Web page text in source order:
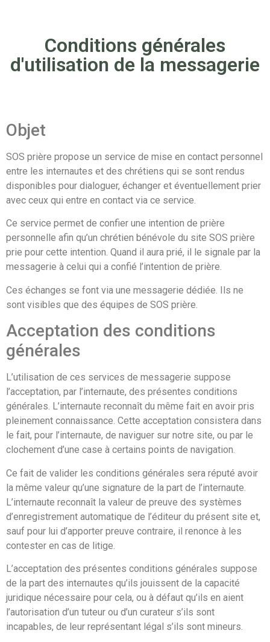
Conditions générales
d'utilisation de la messagerie
Objet
SOS prière propose un service de mise en contact personnel
entre les internautes et des chrétiens qui se sont rendus
disponibles pour dialoguer, échanger et éventuellement prier
avec ceux qui entre en contact via ce service.
Ce service permet de confier une intention de prière
personnelle afin qu’un chrétien bénévole du site SOS prière
prie pour cette intention. Quand il aura prié, il le signale par la
messagerie à celui qui a confié l’intention de prière.
Ces échanges se font via une messagerie dédiée. Ils ne
sont visibles que des équipes de SOS prière.
Acceptation des conditions
générales
L’utilisation de ces services de messagerie suppose
l’acceptation, par l’internaute, des présentes conditions
générales. L’internaute reconnaît du même fait en avoir pris
pleinement connaissance. Cette acceptation consistera dans
le fait, pour l’internaute, de naviguer sur notre site, ou par le
clochement d’une case à certains points de navigation.
Ce fait de valider les conditions générales sera réputé avoir
la même valeur qu’une signature de la part de l’internaute.
L’internaute reconnaît la valeur de preuve des systèmes
d’enregistrement automatique de l’éditeur du présent site et,
sauf pour lui d’apporter preuve contraire, il renonce à les
contester en cas de litige.
L’acceptation des présentes conditions générales suppose
de la part des internautes qu’ils jouissent de la capacité
juridique nécessaire pour cela, ou à défaut qu’ils en aient
l’autorisation d’un tuteur ou d’un curateur s’ils sont
incapables, de leur représentant légal s’ils sont mineurs.